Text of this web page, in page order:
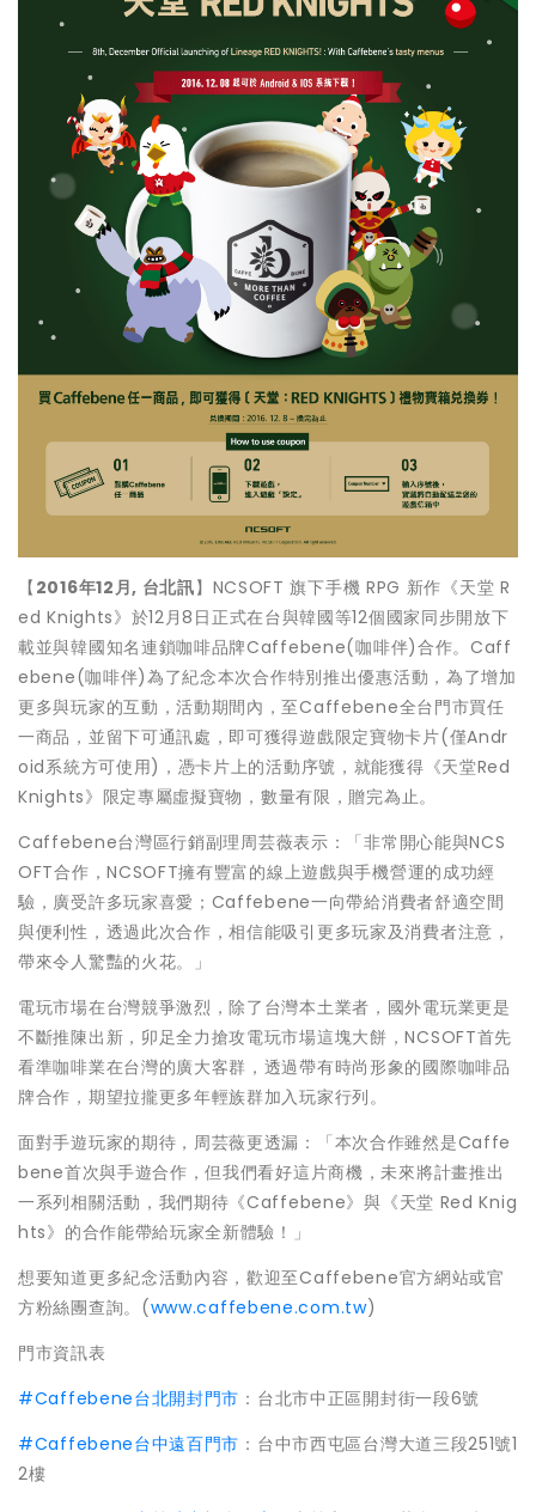
【 2016年12月, 台北訊】NCSOFT 旗下手機 RPG 新作《天堂 R
ed Knights》於12月8日正式在台與韓國等12個國家同步開放下
載並與韓國知名連鎖咖啡品牌Caffebene(咖啡伴)合作。Caff
ebene(咖啡伴)為了紀念本次合作特別推出優惠活動，為了增加
更多與玩家的互動，活動期間內，至Caffebene全台門市買任
一商品，並留下可通訊處，即可獲得遊戲限定寶物卡片(僅Andr
oid系統方可使用)，憑卡片上的活動序號，就能獲得《天堂Red
Knights》限定專屬虛擬寶物，數量有限，贈完為止。
Caffebene台灣區行銷副理周芸薇表示：「非常開心能與NCS
OFT合作，NCSOFT擁有豐富的線上遊戲與手機營運的成功經
驗，廣受許多玩家喜愛；Caffebene一向帶給消費者舒適空間
與便利性，透過此次合作，相信能吸引更多玩家及消費者注意，
帶來令人驚豔的火花。」
電玩市場在台灣競爭激烈，除了台灣本土業者，國外電玩業更是
不斷推陳出新，卯足全力搶攻電玩市場這塊大餅，NCSOFT首先
看準咖啡業在台灣的廣大客群，透過帶有時尚形象的國際咖啡品
牌合作，期望拉攏更多年輕族群加入玩家行列。
面對手遊玩家的期待，周芸薇更透漏：「本次合作雖然是Caffe
bene首次與手遊合作，但我們看好這片商機，未來將計畫推出
一系列相關活動，我們期待《Caffebene》與《天堂 Red Knig
hts》的合作能帶給玩家全新體驗！」
想要知道更多紀念活動內容，歡迎至Caffebene官方網站或官
方粉絲團查詢。(www.caffebene.com.tw)
門市資訊表
#Caffebene台北開封門市 ：台北市中正區開封街一段6號
#Caffebene台中遠百門市 ：台中市西屯區台灣大道三段251號1
2樓